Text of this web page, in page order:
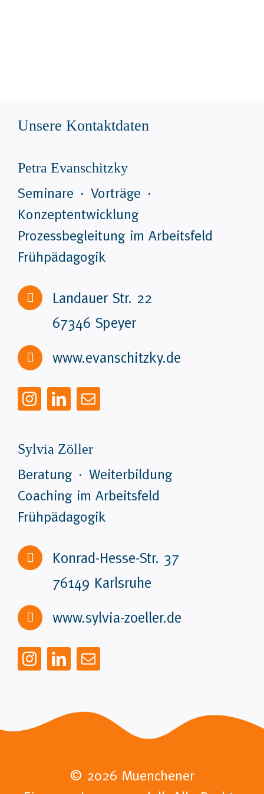
Unsere Kontaktdaten
Petra Evanschitzky
Seminare ٠ Vorträge ٠
Konzeptentwicklung
Prozessbegleitung im Arbeitsfeld
Frühpädagogik
Landauer Str. 22
67346 Speyer
www.evanschitzky.de
Sylvia Zöller
Beratung ٠ Weiterbildung
Coaching im Arbeitsfeld
Frühpädagogik
Konrad-Hesse-Str. 37
76149 Karlsruhe
www.sylvia-zoeller.de
© 2026 Muenchener